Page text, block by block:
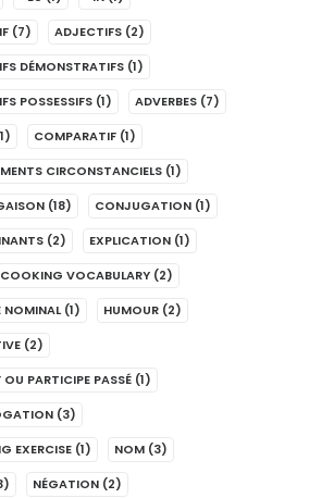
(7) ADJECTIFS (2)
DÉMONSTRATIFS (1)
POSSESSIFS (1) ADVERBES (7)
COMPARATIF (1)
CIRCONSTANCIELS (1)
(18) CONJUGATION (1)
(2) EXPLICATION (1)
COOKING VOCABULARY (2)
NOMINAL (1) HUMOUR (2)
(2)
OU PARTICIPE PASSÉ (1)
(3)
EXERCISE (1) NOM (3)
NÉGATION (2)